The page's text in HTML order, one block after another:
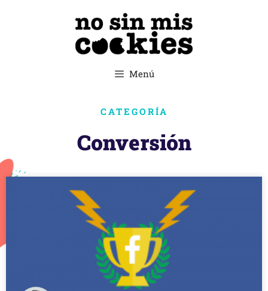
Menú
CATEGORÍA
Conversión